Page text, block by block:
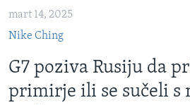
mart 14, 2025
Nike Ching
G7 poziva Rusiju da
primirje ili se sučeli s